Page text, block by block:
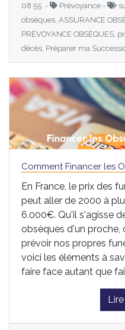
08:55 -
Prévoyance -
obsèques, ASSURANCE
PRÉVOYANCE OBSÈQUES,
décès, Préparer ma
Comment Financer les
En France, le prix des
peut aller de 2000 à
6.000€. Qu'il s'agisse
obsèques d'un proche,
prévoir nos propres
voici les éléments à
faire face autant que